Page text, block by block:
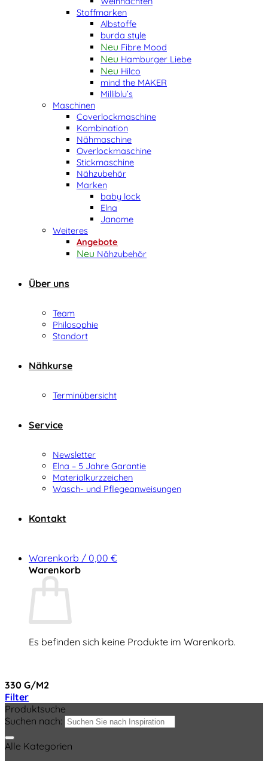
Stoffmarken
Albstoffe
burda style
Fibre Mood
Hamburger Liebe
Hilco
mind the MAKER
Milliblu’s
Maschinen
Coverlockmaschine
Kombination
Nähmaschine
Overlockmaschine
Stickmaschine
Nähzubehör
Marken
baby lock
Elna
Janome
Weiteres
Angebote
Nähzubehör
Über uns
Team
Philosophie
Standort
Nähkurse
Terminübersicht
Service
Newsletter
Elna – 5 Jahre Garantie
Materialkurzzeichen
Wasch- und Pflegeanweisungen
Kontakt
Warenkorb / 0,00 €
Warenkorb
Es befinden sich keine Produkte im Warenkorb.
330 G/m2
Filter
Produktsuche
Suchen nach:
Alle Kategorien